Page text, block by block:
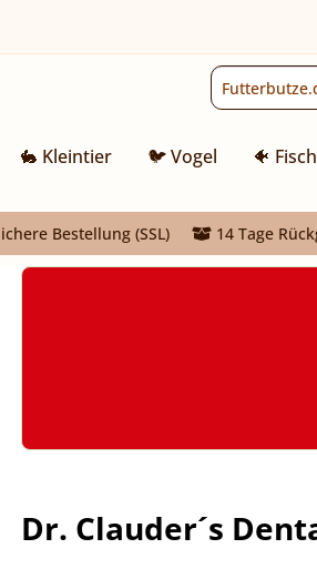
🐇 Kleintier 🐦 Vogel 🐠
Bestellung (SSL) 14 Tage
Dr. Clauder´s